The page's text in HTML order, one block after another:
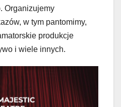
Organizujemy
w tym pantomimy,
produkcje
i wiele innych.